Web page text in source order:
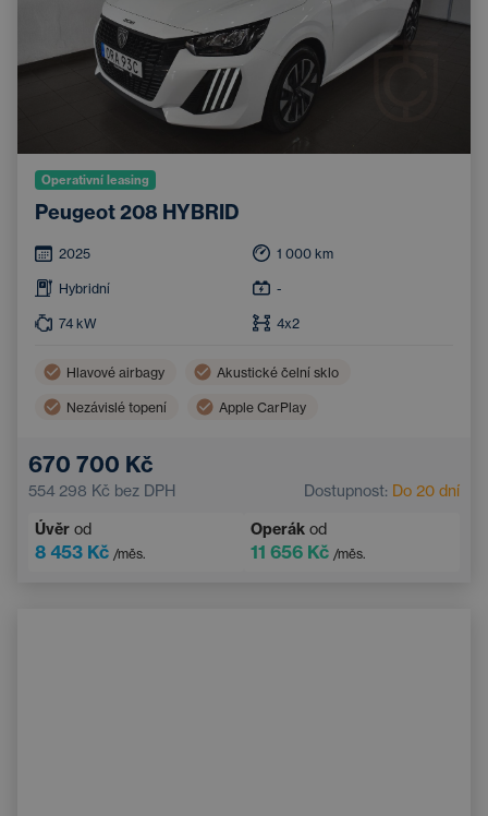
Operativní leasing
Peugeot 208 HYBRID
2025 1 000 km
Hybridní -
74 kW 4x2
Hlavové airbagy Akustické čelní sklo
Nezávislé topení Apple CarPlay
Automatická klimatizace
670 700 Kč
554 298 Kč bez DPH Dostupnost: Do 20 dní
Úvěr od
8 453 Kč /měs.
Operák od
11 656 Kč /měs.